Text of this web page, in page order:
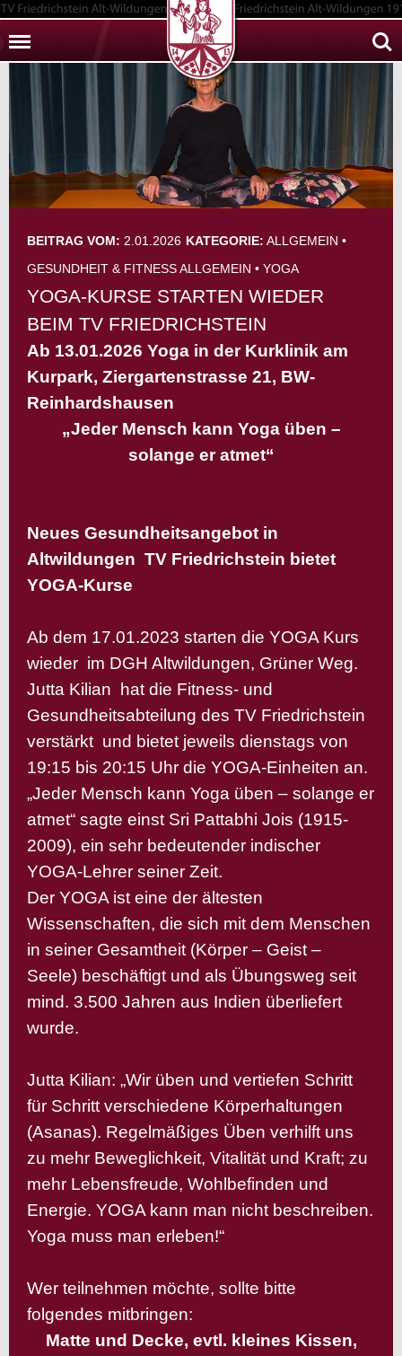
Menu
BEITRAG VOM: 2.01.2026 KATEGORIE: ALLGEMEIN •
GESUNDHEIT & FITNESS ALLGEMEIN • YOGA
YOGA-KURSE STARTEN WIEDER
BEIM TV FRIEDRICHSTEIN
Ab 13.01.2026 Yoga in der Kurklinik am
Kurpark, Ziergartenstrasse 21, BW-
Reinhardshausen
„Jeder Mensch kann Yoga üben –
solange er atmet“
Neues Gesundheitsangebot in
Altwildungen TV Friedrichstein bietet
YOGA-Kurse
Ab dem 17.01.2023 starten die YOGA Kurs
wieder im DGH Altwildungen, Grüner Weg.
Jutta Kilian hat die Fitness- und
Gesundheitsabteilung des TV Friedrichstein
verstärkt und bietet jeweils dienstags von
19:15 bis 20:15 Uhr die YOGA-Einheiten an.
„Jeder Mensch kann Yoga üben – solange er
atmet“ sagte einst Sri Pattabhi Jois (1915-
2009), ein sehr bedeutender indischer
YOGA-Lehrer seiner Zeit.
Der YOGA ist eine der ältesten
Wissenschaften, die sich mit dem Menschen
in seiner Gesamtheit (Körper – Geist –
Seele) beschäftigt und als Übungsweg seit
mind. 3.500 Jahren aus Indien überliefert
wurde.
Jutta Kilian: „Wir üben und vertiefen Schritt
für Schritt verschiedene Körperhaltungen
(Asanas). Regelmäßiges Üben verhilft uns
zu mehr Beweglichkeit, Vitalität und Kraft; zu
mehr Lebensfreude, Wohlbefinden und
Energie. YOGA kann man nicht beschreiben.
Yoga muss man erleben!“
Wer teilnehmen möchte, sollte bitte
folgendes mitbringen:
Matte und Decke, evtl. kleines Kissen,